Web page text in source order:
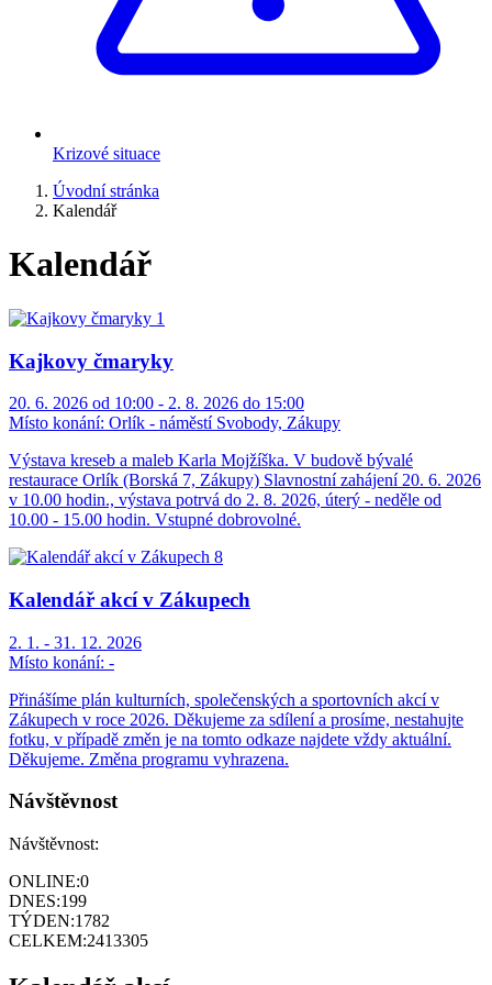
Krizové situace
Úvodní stránka
Kalendář
Kalendář
Kajkovy čmaryky
20. 6. 2026 od 10:00 - 2. 8. 2026 do 15:00
Místo konání: Orlík - náměstí Svobody, Zákupy
Výstava kreseb a maleb Karla Mojžíška. V budově bývalé
restaurace Orlík (Borská 7, Zákupy) Slavnostní zahájení 20. 6. 2026
v 10.00 hodin., výstava potrvá do 2. 8. 2026, úterý - neděle od
10.00 - 15.00 hodin. Vstupné dobrovolné.
Kalendář akcí v Zákupech
2. 1. - 31. 12. 2026
Místo konání: -
Přinášíme plán kulturních, společenských a sportovních akcí v
Zákupech v roce 2026. Děkujeme za sdílení a prosíme, nestahujte
fotku, v případě změn je na tomto odkaze najdete vždy aktuální.
Děkujeme. Změna programu vyhrazena.
Návštěvnost
Návštěvnost:
ONLINE:0
DNES:199
TÝDEN:1782
CELKEM:2413305